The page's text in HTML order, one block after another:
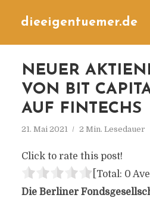
dieeigentuemer.de
NEUER
VON BIT
AUF FINTECHS
21. Mai 2021 2 Min. Lesedauer
Click to rate this post!
[Total: 0
Die Berliner